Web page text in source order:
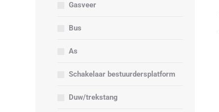
Gasveer
Bus
As
Schakelaar bestuurdersplatform
Duw/trekstang